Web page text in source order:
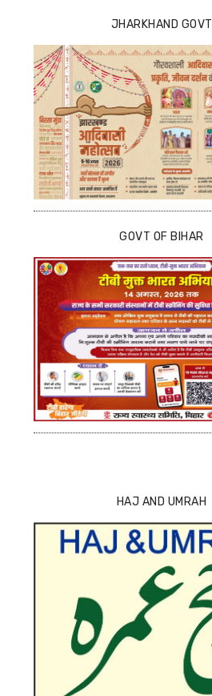
JHARKHAND GOVT
GOVT OF BIHAR
HAJ AND UMRAH